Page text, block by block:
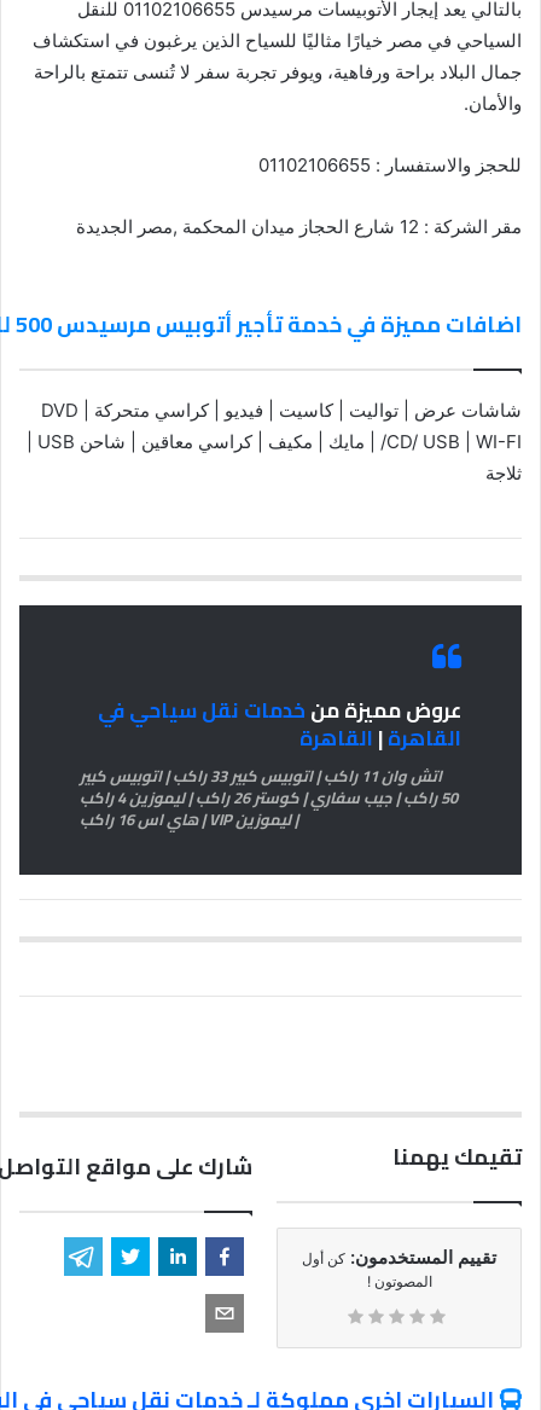
بالتالي يعد إيجار الأتوبيسات مرسيدس 01102106655 للنقل
السياحي في مصر خيارًا مثاليًا للسياح الذين يرغبون في استكشاف
جمال البلاد براحة ورفاهية، ويوفر تجربة سفر لا تُنسى تتمتع بالراحة
والأمان.
للحجز والاستفسار : 01102106655
مقر الشركة : 12 شارع الحجاز ميدان المحكمة ,مصر الجديدة
اضافات مميزة في خدمة تأجير أتوبيس مرسيدس 500 للسفر الي مطروح
شاشات عرض | تواليت | كاسيت | فيديو | كراسي متحركة | DVD
ثلاجة
عروض مميزة منخدمات نقل سياحي في
القاهرة|القاهرة
اتش وان 11 راكب | اتوبيس كبير 33 راكب | اتوبيس كبير
50 راكب | جيب سفاري | كوستر 26 راكب | ليموزين 4 راكب
| ليموزين VIP | هاي اس 16 راكب
تقيمك يهمنا
تقييم المستخدمون: كن أول
المصوتون !
شارك على مواقع
السيارات اخري مملوكة لـ خدمات نقل سياحي في